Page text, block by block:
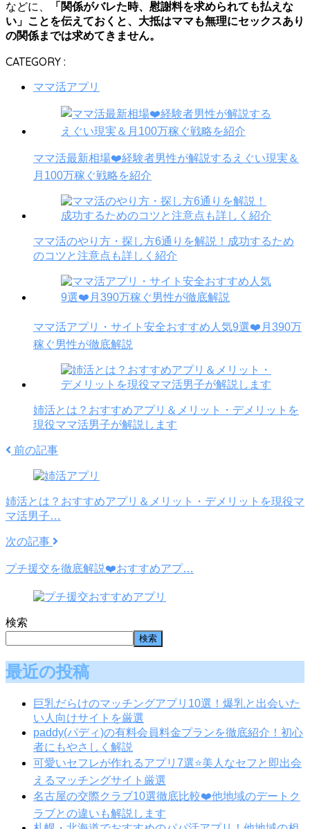
などに、
「関係がバレた時、慰謝料を求められても払えな
い」ことを伝えておくと、大抵はママも無理にセックスあり
の関係までは求めてきません。
CATEGORY :
ママ活アプリ
ママ活最新相場❤️経験者男性が解説するえぐい現実＆
月100万稼ぐ戦略を紹介
ママ活のやり方・探し方6通りを解説！成功するため
のコツと注意点も詳しく紹介
ママ活アプリ・サイト安全おすすめ人気9選❤️月390万
稼ぐ男性が徹底解説
姉活とは？おすすめアプリ＆メリット・デメリットを
現役ママ活男子が解説します
前の記事
姉活とは？おすすめアプリ＆メリット・デメリットを現役マ
マ活男子…
次の記事
プチ援交を徹底解説❤️おすすめアプ…
検索
検索
最近の投稿
巨乳だらけのマッチングアプリ10選！爆乳と出会いた
い人向けサイトを厳選
paddy(パディ)の有料会員料金プランを徹底紹介！初心
者にもやさしく解説
可愛いセフレが作れるアプリ7選⭐️美人なセフと即出会
えるマッチングサイト厳選
名古屋の交際クラブ10選徹底比較❤️他地域のデートク
ラブとの違いも解説します